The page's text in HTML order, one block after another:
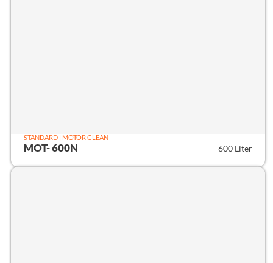
STANDARD | MOTOR CLEAN
MOT- 600N 600 Liter